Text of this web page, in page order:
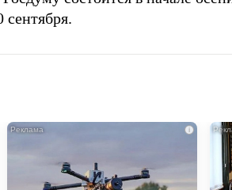
сентября.
i